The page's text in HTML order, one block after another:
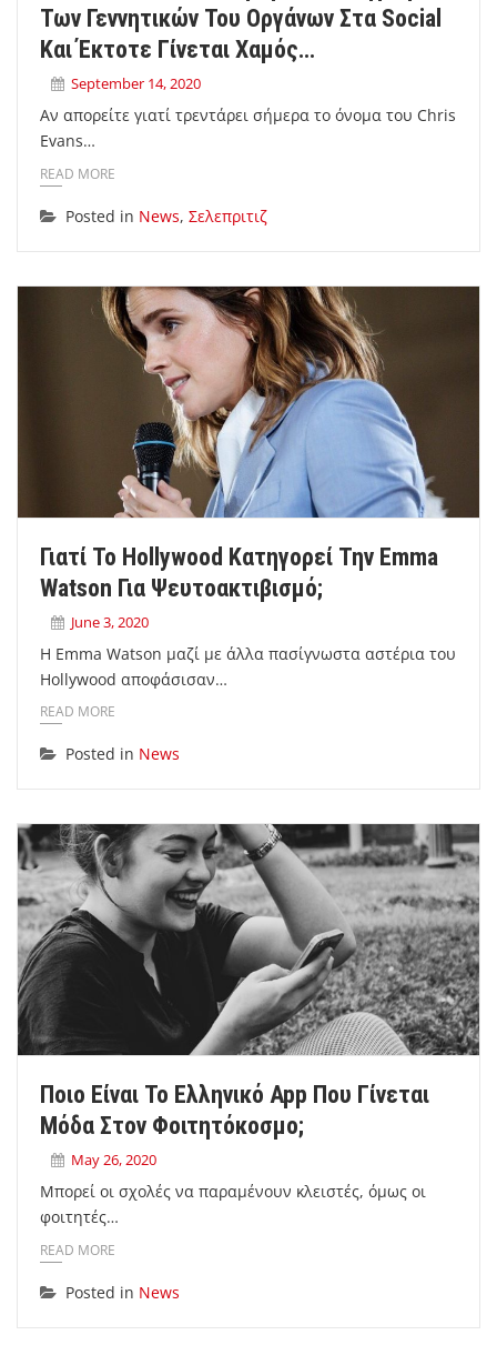
Των Γεννητικών Του Οργάνων Στα Social
Και Έκτοτε Γίνεται Χαμός…
September 14, 2020
Αν απορείτε γιατί τρεντάρει σήμερα το όνομα του Chris
Evans…
READ MORE
Posted in News, Σελεπριτιζ
Γιατί Το Hollywood Κατηγορεί Την Emma
Watson Για Ψευτοακτιβισμό;
June 3, 2020
Η Emma Watson μαζί με άλλα πασίγνωστα αστέρια του
Hollywood αποφάσισαν…
READ MORE
Posted in News
Ποιο Είναι Το Ελληνικό App Που Γίνεται
Μόδα Στον Φοιτητόκοσμο;
May 26, 2020
Μπορεί οι σχολές να παραμένουν κλειστές, όμως οι
φοιτητές…
READ MORE
Posted in News